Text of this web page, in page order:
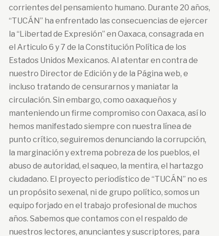
corrientes del pensamiento humano. Durante 20 años,
“TUCÁN” ha enfrentado las consecuencias de ejercer
la “Libertad de Expresión” en Oaxaca, consagrada en
el Articulo 6 y 7 de la Constitución Política de los
Estados Unidos Mexicanos. Al atentar en contra de
nuestro Director de Edición y de la Página web, e
incluso tratando de censurarnos y maniatar la
circulación. Sin embargo, como oaxaqueños y
manteniendo un firme compromiso con Oaxaca, así lo
hemos manifestado siempre con nuestra línea de
punto crítico, seguiremos denunciando la corrupción,
la marginación y extrema pobreza de los pueblos, el
abuso de autoridad, el saqueo, la mentira, el hartazgo
ciudadano. El proyecto periodístico de “TUCÁN” no es
un propósito sexenal, ni de grupo político, somos un
equipo forjado en el trabajo profesional de muchos
años. Sabemos que contamos con el respaldo de
nuestros lectores, anunciantes y suscriptores, para